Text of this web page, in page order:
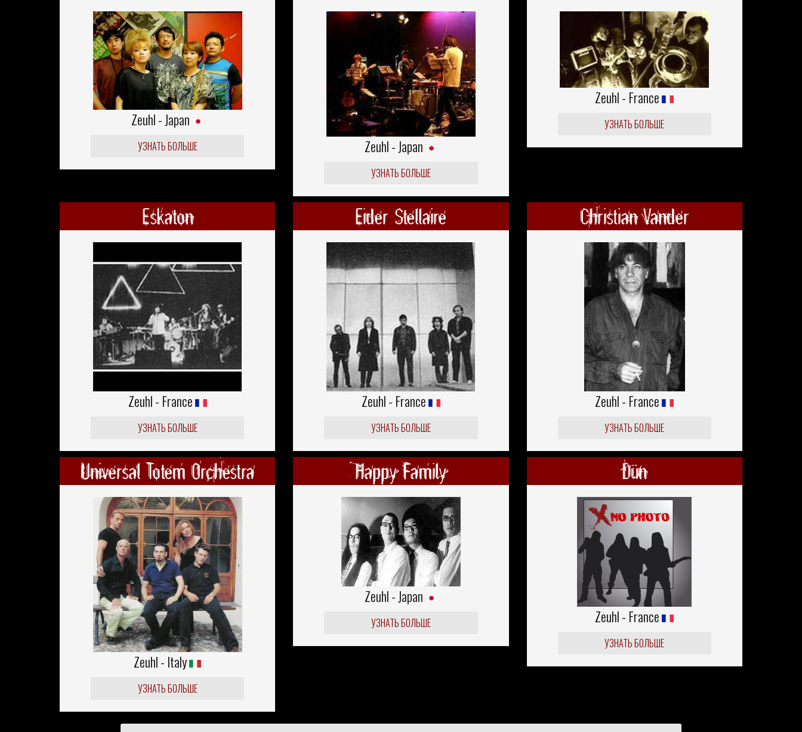
Zeuhl - Japan
УЗНАТЬ БОЛЬШЕ Zeuhl - Japan
УЗНАТЬ БОЛЬШЕ
Zeuhl - France
УЗНАТЬ БОЛЬШЕ
Eskaton
Zeuhl - France
УЗНАТЬ БОЛЬШЕ
Eider Stellaire
Zeuhl - France
УЗНАТЬ БОЛЬШЕ
Christian Vander
Zeuhl - France
УЗНАТЬ БОЛЬШЕ
Universal Totem Orchestra
Zeuhl - Italy
УЗНАТЬ БОЛЬШЕ
Happy Family
Zeuhl - Japan
УЗНАТЬ БОЛЬШЕ
Dün
Zeuhl - France
УЗНАТЬ БОЛЬШЕ